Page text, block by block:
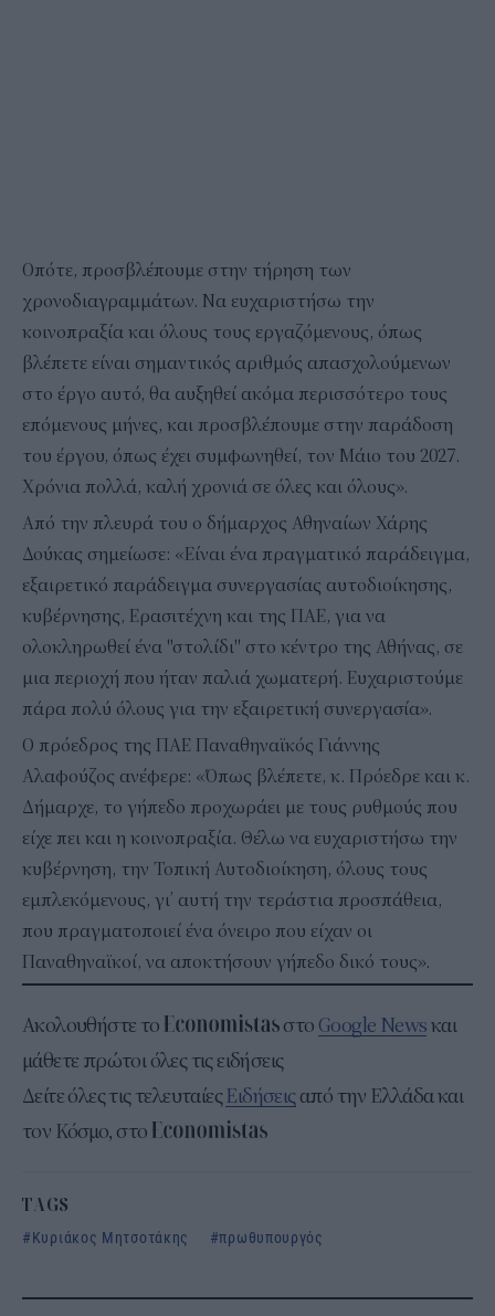
Οπότε, προσβλέπουμε στην τήρηση των
χρονοδιαγραμμάτων. Να ευχαριστήσω την
κοινοπραξία και όλους τους εργαζόμενους, όπως
βλέπετε είναι σημαντικός αριθμός απασχολούμενων
στο έργο αυτό, θα αυξηθεί ακόμα περισσότερο τους
επόμενους μήνες, και προσβλέπουμε στην παράδοση
του έργου, όπως έχει συμφωνηθεί, τον Μάιο του 2027.
Χρόνια πολλά, καλή χρονιά σε όλες και όλους».
Από την πλευρά του ο δήμαρχος Αθηναίων Χάρης
Δούκας σημείωσε: «Είναι ένα πραγματικό παράδειγμα,
εξαιρετικό παράδειγμα συνεργασίας αυτοδιοίκησης,
κυβέρνησης, Ερασιτέχνη και της ΠΑΕ, για να
ολοκληρωθεί ένα "στολίδι" στο κέντρο της Αθήνας, σε
μια περιοχή που ήταν παλιά χωματερή. Ευχαριστούμε
πάρα πολύ όλους για την εξαιρετική συνεργασία».
Ο πρόεδρος της ΠΑΕ Παναθηναϊκός Γιάννης
Αλαφούζος ανέφερε: «Όπως βλέπετε, κ. Πρόεδρε και κ.
Δήμαρχε, το γήπεδο προχωράει με τους ρυθμούς που
είχε πει και η κοινοπραξία. Θέλω να ευχαριστήσω την
κυβέρνηση, την Τοπική Αυτοδιοίκηση, όλους τους
εμπλεκόμενους, γι’ αυτή την τεράστια προσπάθεια,
που πραγματοποιεί ένα όνειρο που είχαν οι
Παναθηναϊκοί, να αποκτήσουν γήπεδο δικό τους».
Ακολουθήστε το στο Google Newsκαι
μάθετε πρώτοι όλες τις ειδήσεις
Δείτε όλες τις τελευταίεςΕιδήσειςαπό την Ελλάδα και
τον Κόσμο, στο
TAGS
Κυριάκος Μητσοτάκης
πρωθυπουργός